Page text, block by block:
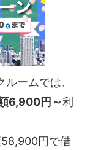
ームでは、
6,900円～利
円で借